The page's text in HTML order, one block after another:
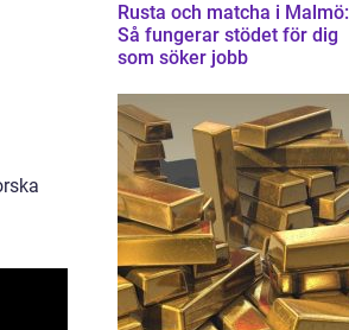
Rusta och matcha i Malmö:
Så fungerar stödet för dig
som söker jobb